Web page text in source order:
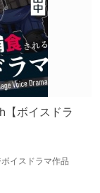
【ボイスドラ
イスドラマ作品